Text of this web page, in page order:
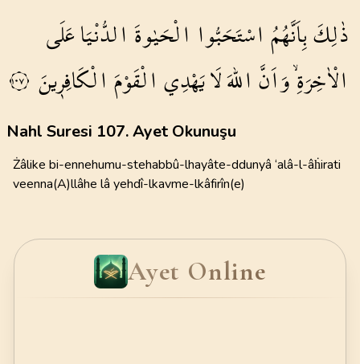
ذٰلِكَبِاَنَّهُمُاسْتَحَبُّوا الْحَيٰوةَالدُّنْيَاعَلَى
الْاٰخِرَةِۙوَاَنَّاللّٰهَلَايَهْدِيالْقَوْمَالْكَافِر۪ينَ ١٠٧
Nahl Suresi 107. Ayet Okunuşu
Żâlike bi-ennehumu-stehabbû-lhayâte-ddunyâ ‘alâ-l-âḣirati
veenna(A)llâhe lâ yehdî-lkavme-lkâfirîn(e)
Ayet Online